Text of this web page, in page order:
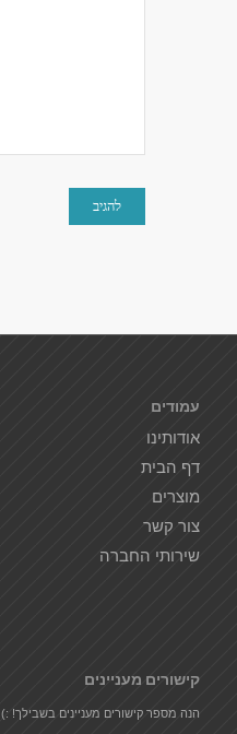
עמודים
אודותינו
דף הבית
מוצרים
צור קשר
שירותי החברה
קישורים מעניינים
הנה מספר קישורים מעניינים בשבילך! :)